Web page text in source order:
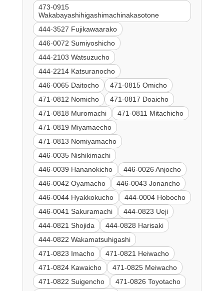
473-0915
Wakabayashihigashimachinakasotone
444-3527 Fujikawaarako
446-0072 Sumiyoshicho
444-2103 Watsuzucho
444-2214 Katsuranocho
446-0065 Daitocho
471-0815 Omicho
471-0812 Nomicho
471-0817 Doaicho
471-0818 Muromachi
471-0811 Mitachicho
471-0819 Miyamaecho
471-0813 Nomiyamacho
446-0035 Nishikimachi
446-0039 Hananokicho
446-0026 Anjocho
446-0042 Oyamacho
446-0043 Jonancho
446-0044 Hyakkokucho
444-0004 Hobocho
446-0041 Sakuramachi
444-0823 Ueji
444-0821 Shojida
444-0828 Harisaki
444-0822 Wakamatsuhigashi
471-0823 Imacho
471-0821 Heiwacho
471-0824 Kawaicho
471-0825 Meiwacho
471-0822 Suigencho
471-0826 Toyotacho